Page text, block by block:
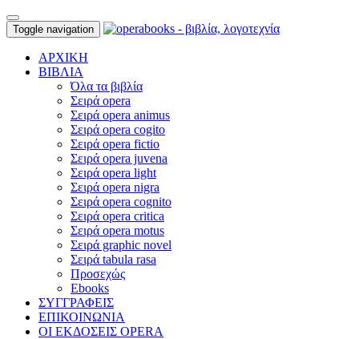
Toggle navigation
ΑΡΧΙΚΗ
ΒΙΒΛΙΑ
Όλα τα βιβλία
Σειρά opera
Σειρά opera animus
Σειρά opera cogito
Σειρά opera fictio
Σειρά opera juvena
Σειρά opera light
Σειρά opera nigra
Σειρά opera cognito
Σειρά opera critica
Σειρά opera motus
Σειρά graphic novel
Σειρά tabula rasa
Προσεχώς
Ebooks
ΣΥΓΓΡΑΦΕΙΣ
ΕΠΙΚΟΙΝΩΝΙΑ
ΟΙ ΕΚΔΟΣΕΙΣ OPERA